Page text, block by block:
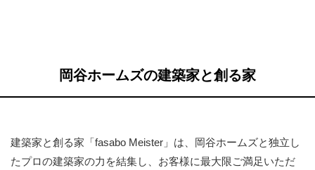
岡谷ホームズの建築家と創る家
建築家と創る家「fasabo Meister」は、岡谷ホームズと独立し
たプロの建築家の力を結集し、 お客様に最大限ご満足いただ